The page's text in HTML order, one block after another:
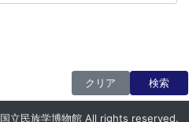
クリア 検索
立民族学博物館 All rights reserved.